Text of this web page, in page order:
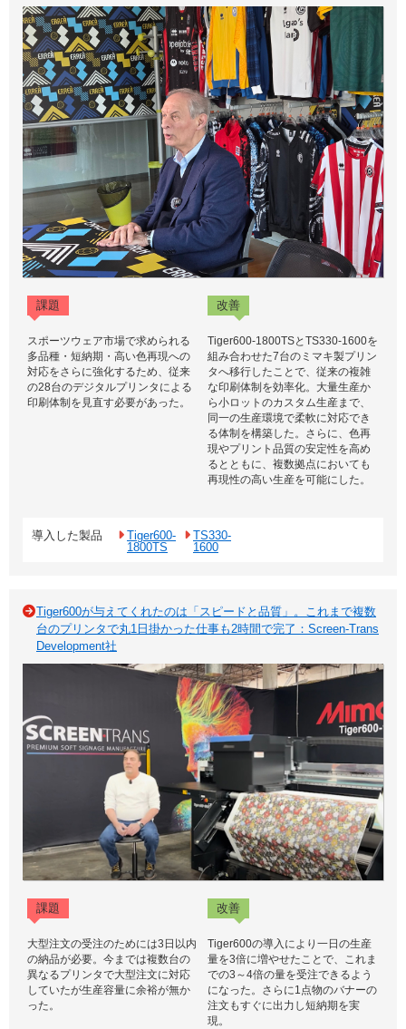
課題 改善
スポーツウェア市場で求められる
多品種・短納期・高い色再現への
対応をさらに強化するため、従来
の28台のデジタルプリンタによる
印刷体制を見直す必要があった。
Tiger600-1800TSとTS330-1600を
組み合わせた7台のミマキ製プリン
タへ移行したことで、従来の複雑
な印刷体制を効率化。大量生産か
ら小ロットのカスタム生産まで、
同一の生産環境で柔軟に対応でき
る体制を構築した。さらに、色再
現やプリント品質の安定性を高め
るとともに、複数拠点においても
再現性の高い生産を可能にした。
導入した製品
Tiger600-
1800TS
TS330-
1600
Tiger600が与えてくれたのは「スピードと品質」。これまで複数
台のプリンタで丸1日掛かった仕事も2時間で完了：Screen-Trans
Development社
課題 改善
大型注文の受注のためには3日以内
の納品が必要。今までは複数台の
異なるプリンタで大型注文に対応
していたが生産容量に余裕が無か
った。
Tiger600の導入により一日の生産
量を3倍に増やせたことで、これま
での3～4倍の量を受注できるよう
になった。さらに1点物のバナーの
注文もすぐに出力し短納期を実
現。